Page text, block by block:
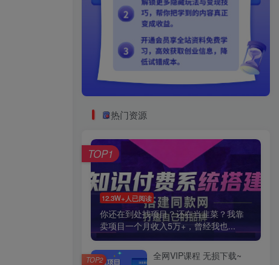
热门资源
12.3W+人已阅读
你还在到处找项目？还在当韭菜？我靠
卖项目一个月收入5万+，曾经我也...
TOP1
全网VIP课程 无损下载~
TOP2